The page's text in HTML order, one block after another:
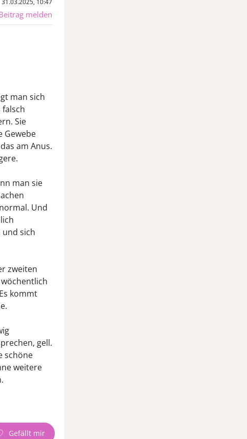
31.03.2025, 10:47
melden
man sich
Sie
Gewebe
am Anus.
man sie
Und
sich
zweiten
kommt
gell.
schöne
weitere